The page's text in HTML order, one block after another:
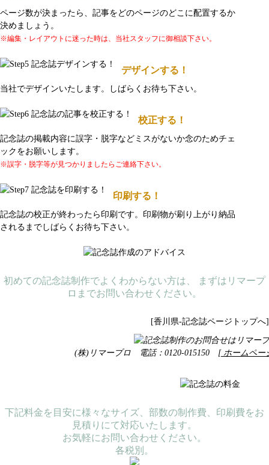
ページ数が決まったら、記事をどのページのどこに配置するか
決めましょう。
※編集・レイアウトに迷った時は、当社スタッフに御相談下さい。
デザインする！
当社でデザインいたします。しばらくお待ち下さい。
校正する！
記念誌の掲載内容に誤字・脱字などミスがないか念のためチェ
ックをお願いします。
※誤字・脱字等が見つかりましたらご連絡下さい。
印刷する！
記念誌の校正が終わったら印刷です。印刷物が刷り上がり納品
されるまでしばらくお待ち下さい。
初めての記念誌制作でよくわからない方は、 まずはリマープ
ロまでお問い合わせください。
[香川県-記念誌ページトップへ]
(株)リマープロ 電話：0120-015150 [ ホームペー
下記料金を目安に様々なサイズ、部数の制作費、印刷費をお
見積りにて対応いたします。
お気軽にお問い合わせください。
各税別。